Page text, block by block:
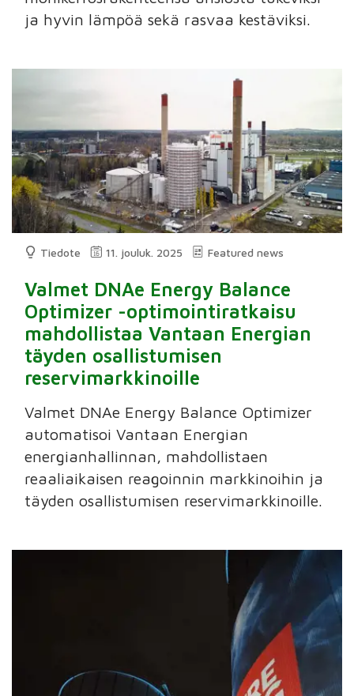
ja hyvin lämpöä sekä rasvaa kestäviksi.
Tiedote 11. jouluk. 2025 Featured news
Valmet DNAe Energy Balance
Optimizer -optimointiratkaisu
mahdollistaa Vantaan Energian
täyden osallistumisen
reservimarkkinoille
Valmet DNAe Energy Balance Optimizer
automatisoi Vantaan Energian
energianhallinnan, mahdollistaen
reaaliaikaisen reagoinnin markkinoihin ja
täyden osallistumisen reservimarkkinoille.